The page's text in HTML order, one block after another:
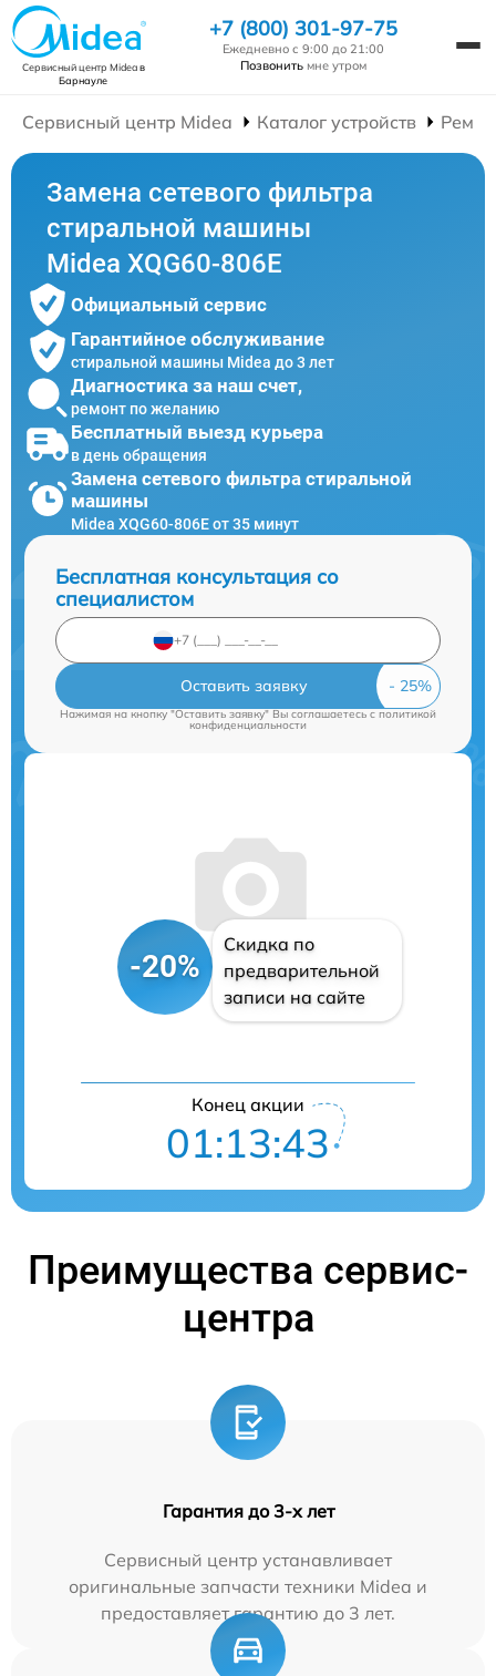
Сервисный центр Mideaв
Барнауле
+7 (800) 301-97-75
Ежедневно с 9:00 до 21:00
Позвонить мне утром
Сервисный центр Midea Каталог устройств
Замена сетевого фильтра
стиральной машины
Midea XQG60-806E
Официальный сервис
Гарантийное обслуживание
стиральной машины Midea до 3 лет
Диагностика за наш счет,
ремонт по желанию
Бесплатный выезд курьера
в день обращения
Замена сетевого фильтра стиральной
машины
Midea XQG60-806E от 35 минут
Бесплатная консультация со
специалистом
Оставить заявку
Нажимая на кнопку "Оставить заявку" Вы соглашаетесь cполитикой
конфиденциальности
-20%
Скидка по
предварительной
записи на сайте
Конец акции
01:13:42
Преимущества сервис-
центра
Гарантия до 3-х лет
Сервисный центр устанавливает
оригинальные запчасти техники Midea и
предоставляет гарантию до 3 лет.